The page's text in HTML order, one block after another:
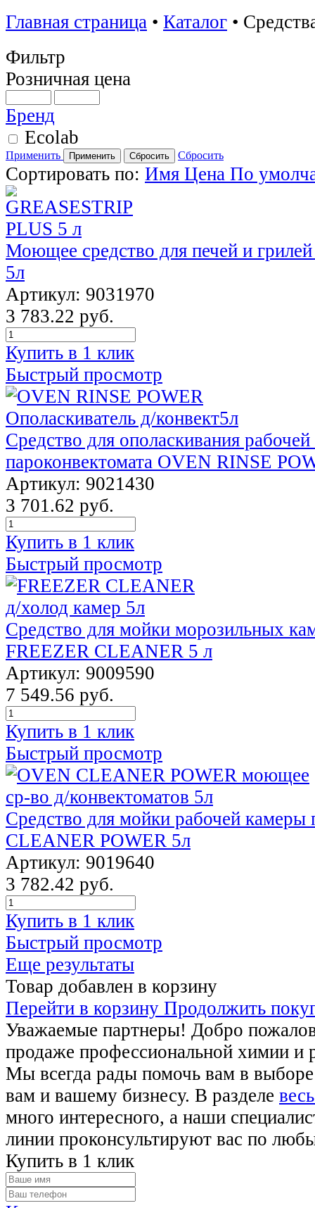
Главная страница • Каталог •
Фильтр
Розничная цена
Бренд
Ecolab
Применить Сбросить
Сортировать по: Имя Цена По
Моющее средство для печей и
5л
Артикул: 9031970
3 783.22 руб.
Купить в 1 клик
Быстрый просмотр
Средство для ополаскивания
пароконвектомата OVEN RINSE
Артикул: 9021430
3 701.62 руб.
Купить в 1 клик
Быстрый просмотр
Средство для мойки морозильных
FREEZER CLEANER 5 л
Артикул: 9009590
7 549.56 руб.
Купить в 1 клик
Быстрый просмотр
Средство для мойки рабочей камеры
CLEANER POWER 5л
Артикул: 9019640
3 782.42 руб.
Купить в 1 клик
Быстрый просмотр
Еще результаты
Товар добавлен в корзину
Перейти в корзину Продолжить
Уважаемые партнеры! Добро
продаже профессиональной химии и
Мы всегда рады помочь вам в
вам и вашему бизнесу. В разделе
много интересного, а наши
линии проконсультируют вас по
Купить в 1 клик